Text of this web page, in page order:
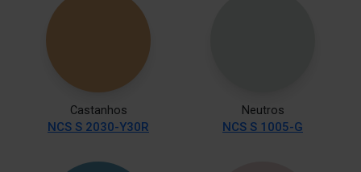
Castanhos
NCS S 2030-Y30R
Neutros
NCS S 1005-G